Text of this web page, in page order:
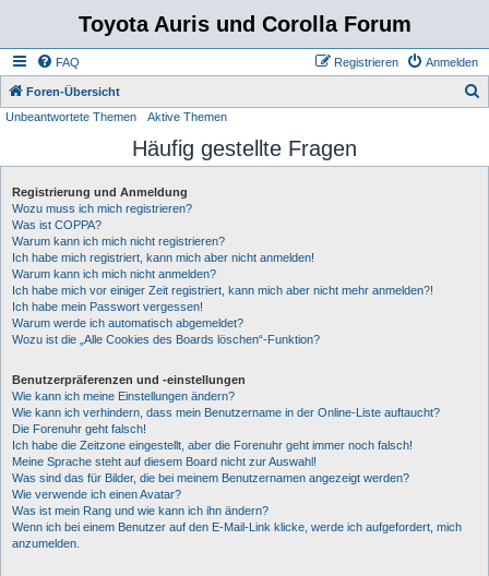
Toyota Auris und Corolla Forum
FAQ Anmelden
Registrieren
Foren-Übersicht
h
Unbeantwortete Themen Aktive Themen
Häufig gestellte Fragen
Registrierung und Anmeldung
Wozu muss ich mich registrieren?
Was ist COPPA?
Warum kann ich mich nicht registrieren?
Ich habe mich registriert, kann mich aber nicht anmelden!
Warum kann ich mich nicht anmelden?
Ich habe mich vor einiger Zeit registriert, kann mich aber nicht mehr anmelden?!
Ich habe mein Passwort vergessen!
Warum werde ich automatisch abgemeldet?
Wozu ist die „Alle Cookies des Boards löschen“-Funktion?
Benutzerpräferenzen und -einstellungen
Wie kann ich meine Einstellungen ändern?
Wie kann ich verhindern, dass mein Benutzername in der Online-Liste auftaucht?
Die Forenuhr geht falsch!
Ich habe die Zeitzone eingestellt, aber die Forenuhr geht immer noch falsch!
Meine Sprache steht auf diesem Board nicht zur Auswahl!
Was sind das für Bilder, die bei meinem Benutzernamen angezeigt werden?
Wie verwende ich einen Avatar?
Was ist mein Rang und wie kann ich ihn ändern?
Wenn ich bei einem Benutzer auf den E-Mail-Link klicke, werde ich aufgefordert, mich
anzumelden.